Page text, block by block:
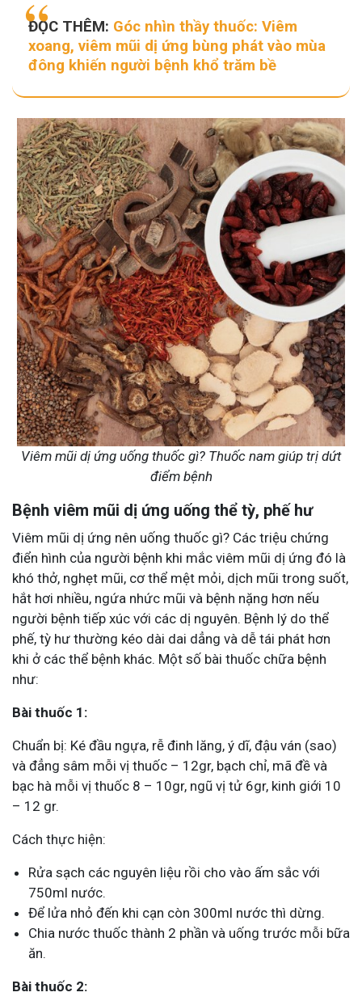
ĐỌC THÊM: Góc nhìn thầy thuốc: Viêm
xoang, viêm mũi dị ứng bùng phát vào mùa
đông khiến người bệnh khổ trăm bề
Viêm mũi dị ứng uống thuốc gì? Thuốc nam giúp trị dứt
điểm bệnh
Bệnh viêm mũi dị ứng uống thể tỳ, phế hư
Viêm mũi dị ứng nên uống thuốc gì? Các triệu chứng
điển hình của người bệnh khi mắc viêm mũi dị ứng đó là
khó thở, nghẹt mũi, cơ thể mệt mỏi, dịch mũi trong suốt,
hắt hơi nhiều, ngứa nhức mũi và bệnh nặng hơn nếu
người bệnh tiếp xúc với các dị nguyên. Bệnh lý do thể
phế, tỳ hư thường kéo dài dai dẳng và dễ tái phát hơn
khi ở các thể bệnh khác. Một số bài thuốc chữa bệnh
như:
Bài thuốc 1:
Chuẩn bị: Ké đầu ngựa, rễ đinh lăng, ý dĩ, đậu ván (sao)
và đẳng sâm mỗi vị thuốc – 12gr, bạch chỉ, mã đề và
bạc hà mỗi vị thuốc 8 – 10gr, ngũ vị tử 6gr, kinh giới 10
– 12 gr.
Cách thực hiện:
Rửa sạch các nguyên liệu rồi cho vào ấm sắc với
750ml nước.
Để lửa nhỏ đến khi cạn còn 300ml nước thì dừng.
Chia nước thuốc thành 2 phần và uống trước mỗi bữa
ăn.
Bài thuốc 2: